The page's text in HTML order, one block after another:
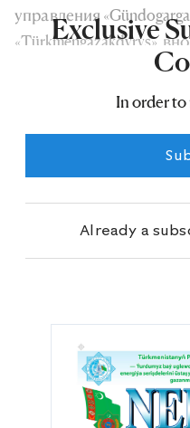
управления
«Türkmengazakdyryş»,
успешное выполнение
поставленной
Exclusive
In order to
Already a